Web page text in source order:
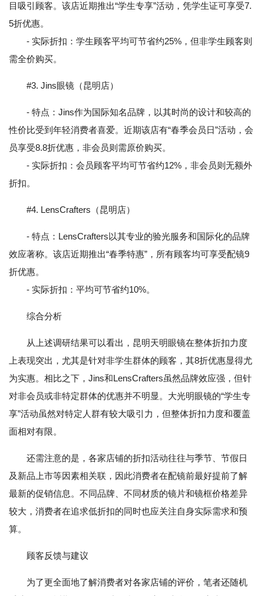
目吸引顾客。该店近期推出“学生专享”活动，凭学生证可享受7.
5折优惠。
- 实际折扣：学生顾客平均可节省约25%，但非学生顾客则
需全价购买。
#3. Jins眼镜（昆明店）
- 特点：Jins作为国际知名品牌，以其时尚的设计和较高的
性价比受到年轻消费者喜爱。近期该店有“春季会员日”活动，会
员享受8.8折优惠，非会员则需原价购买。
- 实际折扣：会员顾客平均可节省约12%，非会员则无额外
折扣。
#4. LensCrafters（昆明店）
- 特点：LensCrafters以其专业的验光服务和国际化的品牌
效应著称。该店近期推出“春季特惠”，所有顾客均可享受配镜9
折优惠。
- 实际折扣：平均可节省约10%。
综合分析
从上述调研结果可以看出，昆明天明眼镜在整体折扣力度
上表现突出，尤其是针对非学生群体的顾客，其8折优惠显得尤
为实惠。相比之下，Jins和LensCrafters虽然品牌效应强，但针
对非会员或非特定群体的优惠并不明显。大光明眼镜的“学生专
享”活动虽然对特定人群有较大吸引力，但整体折扣力度和覆盖
面相对有限。
还需注意的是，各家店铺的折扣活动往往与季节、节假日
及新品上市等因素相关联，因此消费者在配镜前最好提前了解
最新的促销信息。不同品牌、不同材质的镜片和镜框价格差异
较大，消费者在追求低折扣的同时也应关注自身实际需求和预
算。
顾客反馈与建议
为了更全面地了解消费者对各家店铺的评价，笔者还随机